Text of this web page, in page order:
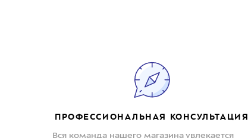
ПРОФЕССИОНАЛЬНАЯ КОНСУЛЬТАЦИЯ
Вся команда нашего магазина увлекается